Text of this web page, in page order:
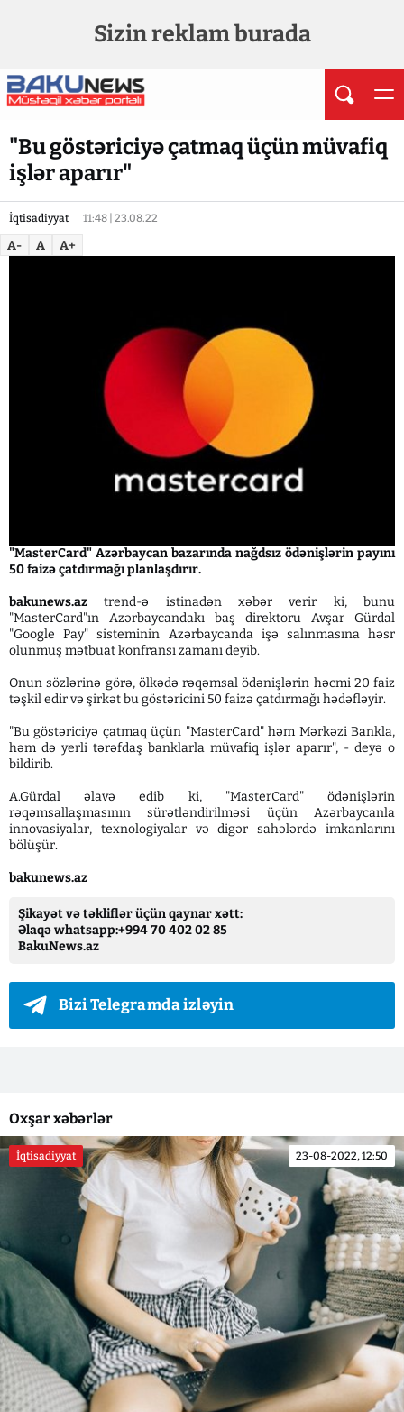
Sizin reklam burada
"Bu göstəriciyə çatmaq üçün müvafiq
işlər aparır"
İqtisadiyyat 11:48 | 23.08.22
A- A A+
"MasterCard" Azərbaycan bazarında nağdsız ödənişlərin payını
50 faizə çatdırmağı planlaşdırır.
bakunews.az trend-ə istinadən xəbər verir ki, bunu
"MasterCard"ın Azərbaycandakı baş direktoru Avşar Gürdal
"Google Pay" sisteminin Azərbaycanda işə salınmasına həsr
olunmuş mətbuat konfransı zamanı deyib.
Onun sözlərinə görə, ölkədə rəqəmsal ödənişlərin həcmi 20 faiz
təşkil edir və şirkət bu göstəricini 50 faizə çatdırmağı hədəfləyir.
"Bu göstəriciyə çatmaq üçün "MasterCard" həm Mərkəzi Bankla,
həm də yerli tərəfdaş banklarla müvafiq işlər aparır", - deyə o
bildirib.
A.Gürdal əlavə edib ki, "MasterCard" ödənişlərin
rəqəmsallaşmasının sürətləndirilməsi üçün Azərbaycanla
innovasiyalar, texnologiyalar və digər sahələrdə imkanlarını
bölüşür.
bakunews.az
Şikayət və təkliflər üçün qaynar xətt:
Əlaqə whatsapp:+994 70 402 02 85
BakuNews.az
Bizi Telegramda izləyin
Oxşar xəbərlər
İqtisadiyyat 23-08-2022, 12:50